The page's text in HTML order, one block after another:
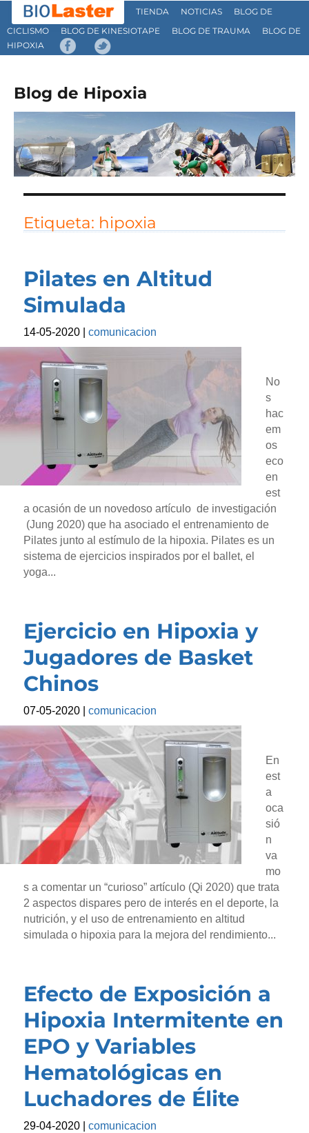
TIENDA NOTICIAS
BLOG DE
CICLISMO
BLOG DE KINESIOTAPE BLOG DE TRAUMA
BLOG DE
HIPOXIA
Blog de Hipoxia
Etiqueta: hipoxia
Pilates en Altitud
Simulada
14-05-2020 |comunicacion
No
s
hac
em
os
eco
en
est
a ocasión de un novedoso artículo de investigación
(Jung 2020) que ha asociado el entrenamiento de
Pilates junto al estímulo de la hipoxia. Pilates es un
sistema de ejercicios inspirados por el ballet, el
yoga...
Ejercicio en Hipoxia y
Jugadores de Basket
Chinos
07-05-2020 |comunicacion
En
est
a
oca
sió
n
va
mo
s a comentar un “curioso” artículo (Qi 2020) que trata
2 aspectos dispares pero de interés en el deporte, la
nutrición, y el uso de entrenamiento en altitud
simulada o hipoxia para la mejora del rendimiento...
Efecto de Exposición a
Hipoxia Intermitente en
EPO y Variables
Hematológicas en
Luchadores de Élite
29-04-2020 |comunicacion